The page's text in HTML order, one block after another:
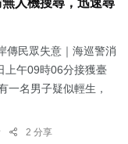
人機搜尋，迅速尋
傳民眾失意｜海巡警消
上午09時06分接獲臺
一名男子疑似輕生，
2 分享